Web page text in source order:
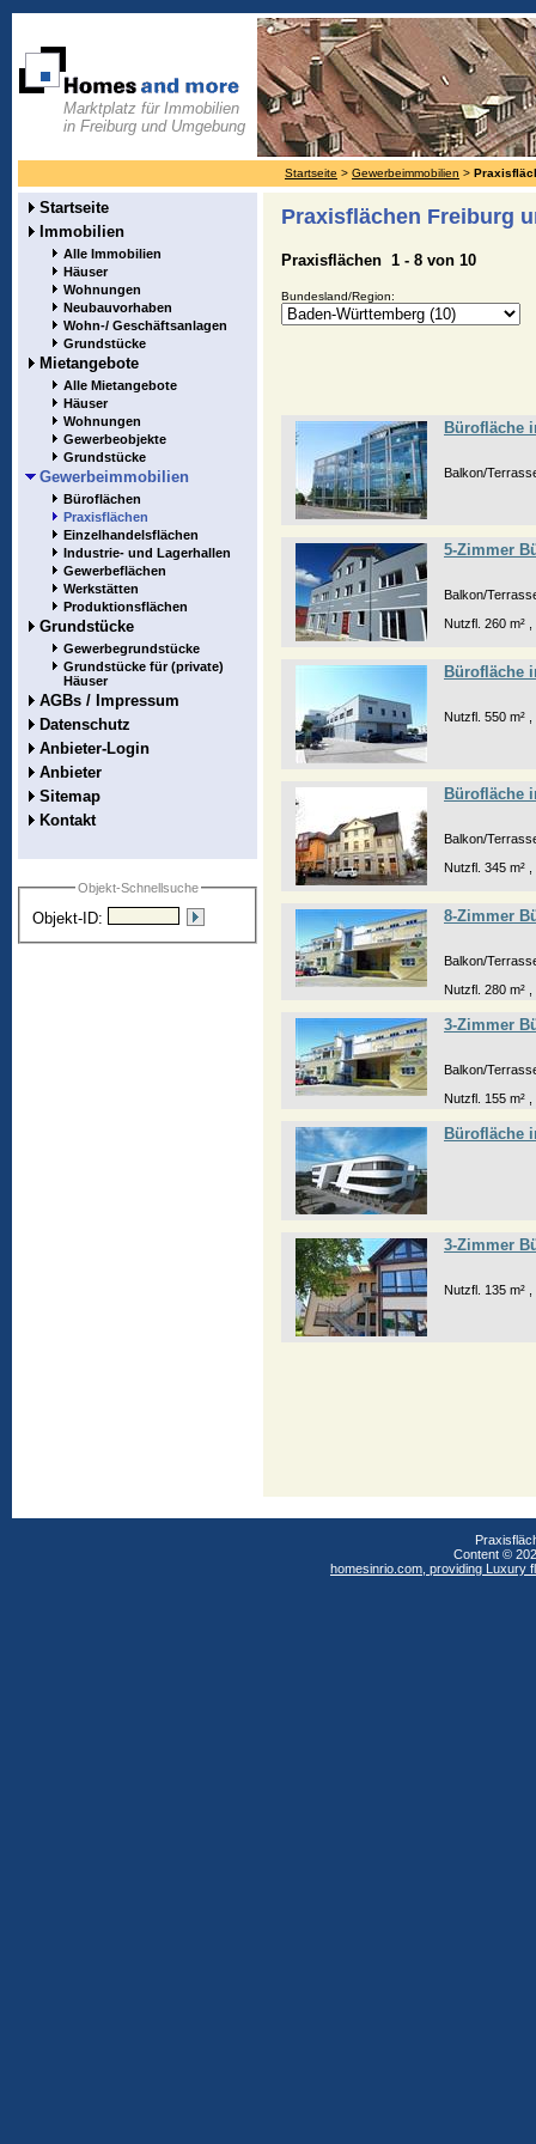
Marktplatz für Immobilien
in Freiburg und Umgebung
Startseite > Gewerbeimmobilien >
Startseite
Immobilien
Alle Immobilien
Häuser
Wohnungen
Neubauvorhaben
Wohn-/ Geschäftsanlagen
Grundstücke
Mietangebote
Alle Mietangebote
Häuser
Wohnungen
Gewerbeobjekte
Grundstücke
Gewerbeimmobilien
Büroflächen
Praxisflächen
Einzelhandelsflächen
Industrie- und Lagerhallen
Gewerbeflächen
Werkstätten
Produktionsflächen
Grundstücke
Gewerbegrundstücke
Grundstücke für (private)
Häuser
AGBs / Impressum
Datenschutz
Anbieter-Login
Anbieter
Sitemap
Kontakt
Objekt-Schnellsuche
Objekt-ID:
Praxisflächen Freiburg
Praxisflächen 1 - 8 von 10
Bundesland/Region:
Bürofläche
Balkon/
5-Zimmer
Balkon/
Nutzfl. 260 m²
Bürofläche
Nutzfl. 550 m² ,
Bürofläche
Balkon/
Nutzfl. 345 m² ,
8-Zimmer
Balkon/
Nutzfl. 280 m²
3-Zimmer
Balkon/
Nutzfl. 155 m²
Bürofläche
3-Zimmer
Nutzfl. 135 m²
Content ©
homesinrio.com, providing Luxury